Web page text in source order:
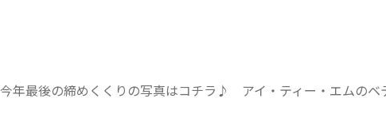
今年最後の締めくくりの写真はコチラ♪ アイ・ティー・エムのベ